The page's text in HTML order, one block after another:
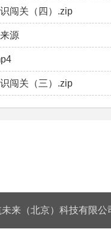
闯关（四）.zip
源
闯关（三）.zip
未来（北京）科技有限